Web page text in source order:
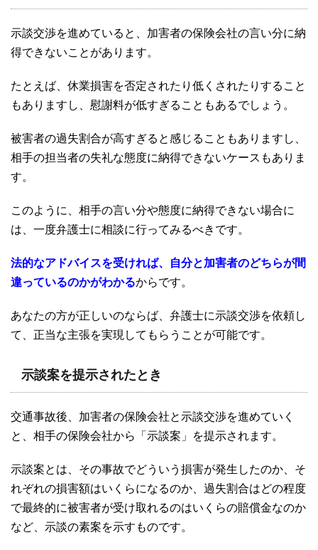
示談交渉を進めていると、加害者の保険会社の言い分に納
得できないことがあります。
たとえば、休業損害を否定されたり低くされたりすること
もありますし、慰謝料が低すぎることもあるでしょう。
被害者の過失割合が高すぎると感じることもありますし、
相手の担当者の失礼な態度に納得できないケースもありま
す。
このように、相手の言い分や態度に納得できない場合に
は、一度弁護士に相談に行ってみるべきです。
法的なアドバイスを受ければ、自分と加害者のどちらが間
違っているのかがわかるからです。
あなたの方が正しいのならば、弁護士に示談交渉を依頼し
て、正当な主張を実現してもらうことが可能です。
示談案を提示されたとき
交通事故後、加害者の保険会社と示談交渉を進めていく
と、相手の保険会社から「示談案」を提示されます。
示談案とは、その事故でどういう損害が発生したのか、そ
れぞれの損害額はいくらになるのか、過失割合はどの程度
で最終的に被害者が受け取れるのはいくらの賠償金なのか
など、示談の素案を示すものです。